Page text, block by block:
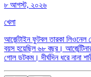
৮ আগস্ট, ২০২৬
খেলা
আর্জেন্টাইন ফুটবল তারকা লিওনেল
বয়স হয়েছিল ৬৮ বছর।
গোল ডটকম। দীর্ঘদিন ধরে নানা